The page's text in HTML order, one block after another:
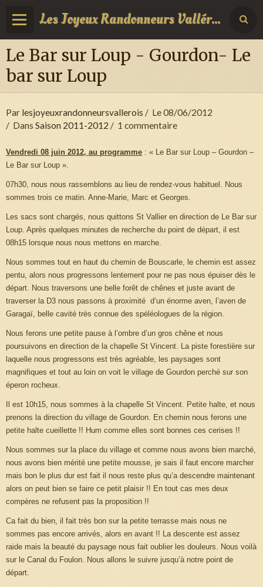
Les Joyeux Randonneurs Vallérois
Le Bar sur Loup - Gourdon- Le
bar sur Loup
Par lesjoyeuxrandonneursvallerois
Le 08/06/2012
Dans Saison 2011-2012 1 commentaire
Vendredi 08 juin 2012, au programme : « Le Bar sur Loup – Gourdon –
Le Bar sur Loup ».
07h30, nous nous rassemblons au lieu de rendez-vous habituel. Nous
sommes trois ce matin. Anne-Marie, Marc et Georges.
Les sacs sont chargés, nous quittons St Vallier en direction de Le Bar sur
Loup. Après quelques minutes de recherche du point de départ, il est
08h15 lorsque nous nous mettons en marche.
Nous sommes tout en haut du chemin de Bouscarle, le chemin est assez
pentu, alors nous progressons lentement pour ne pas nous épuiser dès le
départ. Nous traversons une belle forêt de chênes et juste avant de
traverser la D3 nous passons à proximité d’un énorme aven, l’aven de
Garagaï, belle cavité très connue des spéléologues de la région.
Nous ferons une petite pause à l’ombre d’un gros chêne et nous
poursuivons en direction de la chapelle St Vincent. La piste forestière sur
laquelle nous progressons est très agréable, les paysages sont
magnifiques et tout au loin on voit le village de Gourdon perché sur son
éperon rocheux.
Il est 10h15, nous sommes à la chapelle St Vincent. Petite halte, et nous
prenons la direction du village de Gourdon. En chemin nous ferons une
petite halte cueillette !! Hum comme elles sont bonnes ces cerises !!
Nous sommes sur la place du village et comme nous avons bien marché,
nous avons bien mérité une petite mousse, je sais il faut encore marcher
mais bon le plus dur est fait il nous reste plus qu’a descendre maintenant
alors on peut bien se faire ce petit plaisir !! En tout cas mes deux
compères ne refusent pas la proposition !!
Ca fait du bien, il fait très bon sur la petite terrasse mais nous ne
sommes pas encore arrivés, alors en avant !! La descente est assez
raide mais la beauté du paysage nous fait oublier les douleurs. Nous voilà
sur le Canal du Foulon. Nous allons le suivre jusqu’à notre point de
départ.